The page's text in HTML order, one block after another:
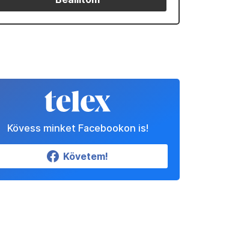
Kövess minket Facebookon is!
Követem!